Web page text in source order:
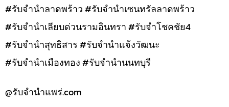
#รับจำนำลาดพร้าว #รับจำนำเซนทรัลลาดพร้าว
#รับจำนำเลียบด่วนรามอินทรา #รับจำโชคชัย4
#รับจำนำสุทธิสาร #รับจำนำแจ้งวัฒนะ
#รับจำนำเมืองทอง #รับจำนำนนทบุรี
@รับจํานําแพร่.com